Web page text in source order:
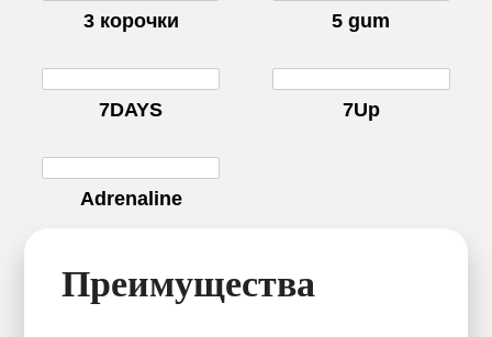
3 корочки 5 gum
7DAYS 7Up
Adrenaline
Преимущества